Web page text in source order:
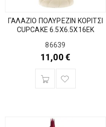
ΓΑΛΑΖΙΟ ΠΟΛΥΡΕΖΙΝ ΚΟΡΙΤΣΙ
CUPCAKE 6.5Χ6.5Χ16ΕΚ
86639
11,00€